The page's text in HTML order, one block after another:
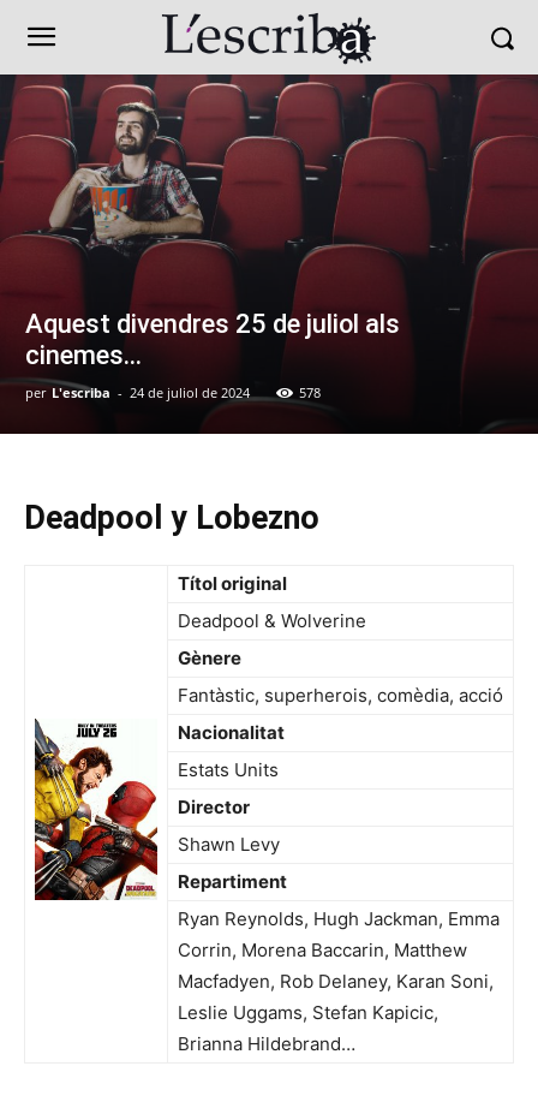
Aquest divendres 25 de juliol als
cinemes…
per L'escriba - 24 de juliol de 2024 578
Deadpool y Lobezno
Títol original
Deadpool & Wolverine
Gènere
Fantàstic, superherois, comèdia, acció
Nacionalitat
Estats Units
Director
Shawn Levy
Repartiment
Ryan Reynolds, Hugh Jackman, Emma
Corrin, Morena Baccarin, Matthew
Macfadyen, Rob Delaney, Karan Soni,
Leslie Uggams, Stefan Kapicic,
Brianna Hildebrand…